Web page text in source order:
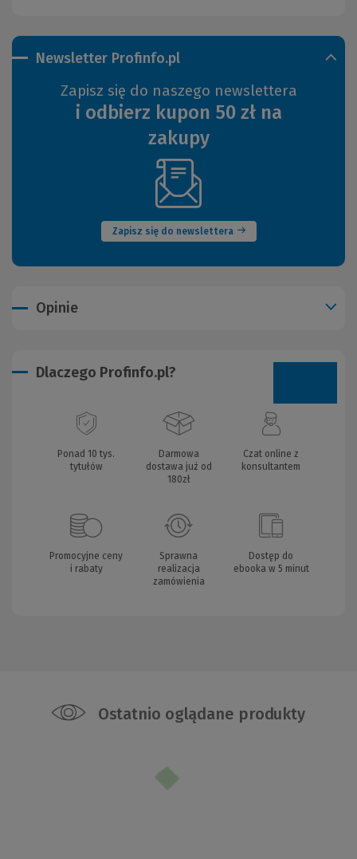
Newsletter Profinfo.pl
Zapisz się do naszego newslettera
i odbierz kupon 50 zł na
zakupy
Zapisz się do newslettera
(Nowe
okno)
Opinie
Dlaczego Profinfo.pl?
Ponad 10 tys.
tytułów
Darmowa
dostawa już od
180zł
Czat online z
konsultantem
Promocyjne ceny
i rabaty
Sprawna
realizacja
zamówienia
Dostęp do
ebooka w 5 minut
Ostatnio oglądane produkty